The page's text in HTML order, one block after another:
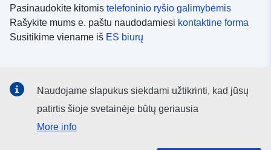
Pasinaudokite kitomis telefoninio ryšio galimybėmis
Rašykite mums e. paštu naudodamiesi kontaktine forma
Susitikime viename iš ES biurų
socialinių tinklų kanalai
Naudojame slapukus siekdami užtikrinti, kad jūsų
patirtis šioje svetainėje būtų geriausia
More info